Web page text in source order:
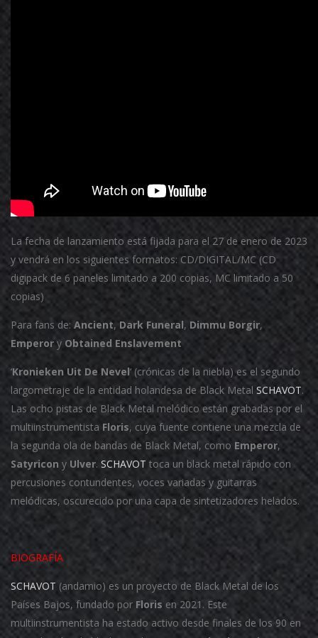
La fecha de lanzamiento está fijada para el 27 de enero de 2023
y vendrá en los siguientes formatos: CD/DIGITAL/MC (CD
digipack de 6 paneles limitado a 200 copias, MC limitado a 50
copias)
Para fans de: Ancient, Dark Funeral, Dimmu Borgir,
Emperory Obtained Enslavement
‘Kronieken Uit De Nevel‘ (crónicas de la niebla) es el segundo
largometraje de la entidad holandesa de Black Metal SCHAVOT.
Las ocho pistas de Black Metal melódico están grabadas por el
multiinstrumentista Floris, cuya fuente contiene una mezcla de
la segunda ola de bandas de Black Metal, como Emperor,
Satyricon y Ulver. SCHAVOT toca un black metal rápido con
percusiones contundentes, voces variadas y guitarras
melódicas, oscurecido por una capa de sintetizadores helados.
BIOGRAFÍA
SCHAVOT (andamio) es un proyecto de Black Metal de los
Países Bajos, fundado por Floris en 2021. Este
multiinstrumentista ha estado activo desde finales de los 90 en